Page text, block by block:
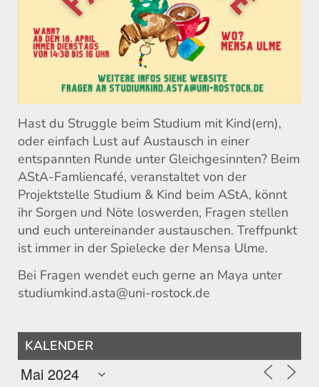
Hast du Struggle beim Studium mit Kind(ern),
oder einfach Lust auf Austausch in einer
entspannten Runde unter Gleichgesinnten? Beim
AStA-Famliencafé, veranstaltet von der
Projektstelle Studium & Kind beim AStA, könnt
ihr Sorgen und Nöte loswerden, Fragen stellen
und euch untereinander austauschen. Treffpunkt
ist immer in der Spielecke der Mensa Ulme.
Bei Fragen wendet euch gerne an Maya unter
studiumkind.asta@uni-rostock.de
KALENDER